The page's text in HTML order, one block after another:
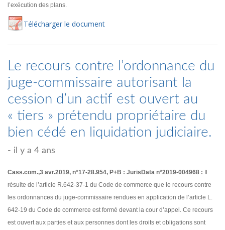
l’exécution des plans.
Télécharger le document
Le recours contre l’ordonnance du
juge-commissaire autorisant la
cession d’un actif est ouvert au
« tiers » prétendu propriétaire du
bien cédé en liquidation judiciaire.
- il y a 4 ans
Cass.com.,3 avr.2019, n°17-28.954, P+B : JurisData n°2019-004968 :
résulte de l’article R.642-37-1 du Code de commerce que le recours contre
les ordonnances du juge-commissaire rendues en application de l’article L.
642-19 du Code de commerce est formé devant la cour d’appel. Ce recours
est ouvert aux parties et aux personnes dont les droits et obligations sont